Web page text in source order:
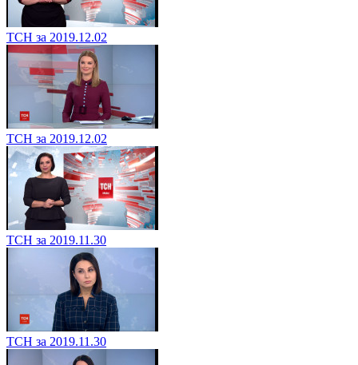
ТСН за 2019.12.02
ТСН за 2019.12.02
ТСН за 2019.11.30
ТСН за 2019.11.30